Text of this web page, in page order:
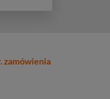
zamówienia